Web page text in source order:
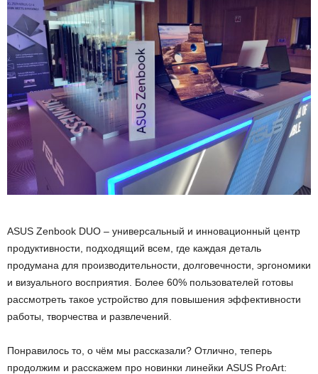
ASUS Zenbook DUO – универсальный и инновационный центр
продуктивности, подходящий всем, где каждая деталь
продумана для производительности, долговечности, эргономики
и визуального восприятия. Более 60% пользователей готовы
рассмотреть такое устройство для повышения эффективности
работы, творчества и развлечений.
Понравилось то, о чём мы рассказали? Отлично, теперь
продолжим и расскажем про новинки линейки ASUS ProArt: